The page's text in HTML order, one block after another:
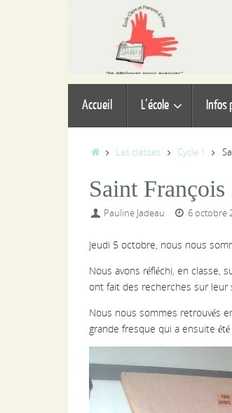
Accueil L’école
AccueilLes classes Cycle 1
Saint
Pauline Jadeau 6 octobre
Jeudi 5 octobre, nous nous
Nous avons réfléchi, en classe,
ont fait des recherches sur leur
Nous nous sommes retrouvés
grande fresque qui a ensuite